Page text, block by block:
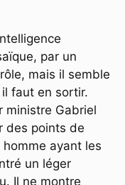
par un
mais il semble
faut en sortir.
ministre Gabriel
des points de
ayant les
un léger
Il ne montre